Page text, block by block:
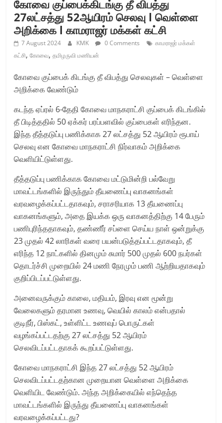
கோவை குப்பைக்கிடங்கு தீ விபத்து
27லட்சத்து 52ஆயிரம் செலவு l வெள்ளை
அறிக்கை l காமராஜர் மக்கள் கட்சி
7 August 2024 KMK 0 Comments
காமராஜர் மக்கள்
கட்சி,கோவை,தமிழருவி மணியன்
கோவை குப்பைக் கிடங்கு தீ விபத்து செலவுகள் – வெள்ளை
அறிக்கை வேண்டும்
கடந்த ஏப்ரல் 6-தேதி கோவை மாநகராட்சி குப்பைக் கிடங்கில்
தீ பிடித்ததில் 50 ஏக்கர் பரப்பளவில் குப்பைகள் எரிந்தன.
இந்த தீத்தடுப்பு பணிக்காக 27 லட்சத்து 52 ஆயிரம் ரூபாய்
செலவு என கோவை மாநகராட்சி நிர்வாகம் அறிக்கை
வெளியிட்டுள்ளது.
தீத்தடுப்பு பணிக்காக கோவை மட்டுமின்றி பல்வேறு
மாவட்டங்களில் இருந்தும் தீயணைப்பு வாகனங்கள்
வரவழைக்கப்பட்டதாகவும், சராசரியாக 13 தீயணைப்பு
வாகனங்களும், அதை இயக்க ஒரு வாகனத்திற்கு 14 பேரும்
பணிபுரிந்ததாகவும், தண்ணீர் சப்ளை செய்ய நாள் ஒன்றுக்கு
23 முதல் 42 லாரிகள் வரை பயன்படுத்தப்பட்டதாகவும், தீ
எரிந்த 12 நாட்களில் தினமும் சுமார் 500 முதல் 600 நபர்கள்
தொடர்ச்சி முறையில் 24 மணி நேரமும் பணி ஆற்றியதாகவும்
குறிப்பிடப்பட்டுள்ளது.
அனைவருக்கும் காலை, மதியம், இரவு என மூன்று
வேலைகளும் தரமான உணவு, வெயில் காலம் என்பதால்
குடிநீர், பிஸ்கட், உள்ளிட்ட உணவுப் பொருட்கள்
வழங்கப்பட்டதற்கு 27 லட்சத்து 52 ஆயிரம்
செலவிடப்பட்டதாகக் கூறப்பட்டுள்ளது.
கோவை மாநகராட்சி இந்த 27 லட்சத்து 52 ஆயிரம்
செலவிடப்பட்டதற்கான முறையான வெள்ளை அறிக்கை
வெளியிட வேண்டும். அந்த அறிக்கையில் எந்தெந்த
மாவட்டங்களில் இருந்து தீயணைப்பு வாகனங்கள்
வரவழைக்கப்பட்டது?